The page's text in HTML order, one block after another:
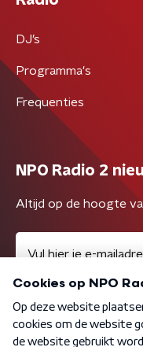
DJ’s
Programma's
Frequenties
NPO Radio 2
Altijd op de hoogte